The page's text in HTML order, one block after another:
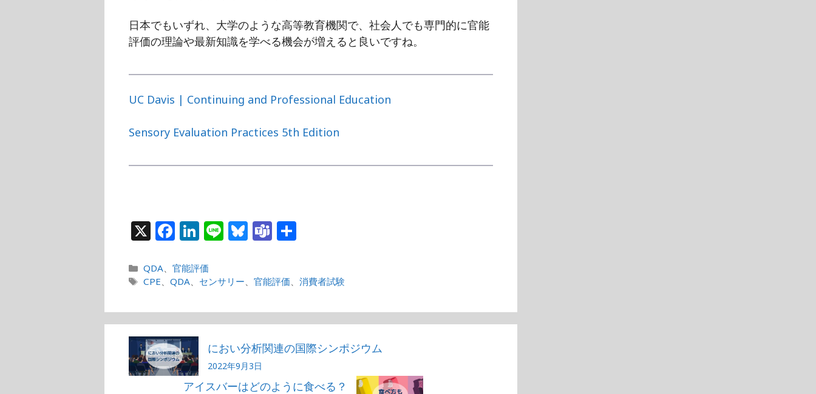
日本でもいずれ、大学のような高等教育機関で、社会人でも専門的に官能
評価の理論や最新知識を学べる機会が増えると良いですね。
UC Davis | Continuing and Professional Education
Sensory Evaluation Practices 5th Edition
X F
c
e
b
o
o
k
Li
k
e
dI
n
Li Bl
s
k
y
T
m
s
カ
テ
QDA、官能評価
タ
CPE、QDA、 センサリー、官能評価、消費者試験
におい分析関連の国際シンポジウム
2022年9月3日
アイスバーはどのように食べる？